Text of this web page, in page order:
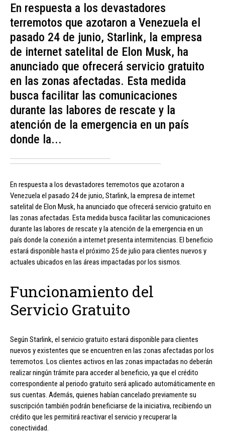
En respuesta a los devastadores
terremotos que azotaron a Venezuela el
pasado 24 de junio, Starlink, la empresa
de internet satelital de Elon Musk, ha
anunciado que ofrecerá servicio gratuito
en las zonas afectadas. Esta medida
busca facilitar las comunicaciones
durante las labores de rescate y la
atención de la emergencia en un país
donde la...
En respuesta a los devastadores terremotos que azotaron a
Venezuela el pasado 24 de junio, Starlink, la empresa de internet
satelital de Elon Musk, ha anunciado que ofrecerá servicio gratuito en
las zonas afectadas. Esta medida busca facilitar las comunicaciones
durante las labores de rescate y la atención de la emergencia en un
país donde la conexión a internet presenta intermitencias. El beneficio
estará disponible hasta el próximo 25 de julio para clientes nuevos y
actuales ubicados en las áreas impactadas por los sismos.
Funcionamiento del
Servicio Gratuito
Según Starlink, el servicio gratuito estará disponible para clientes
nuevos y existentes que se encuentren en las zonas afectadas por los
terremotos. Los clientes activos en las zonas impactadas no deberán
realizar ningún trámite para acceder al beneficio, ya que el crédito
correspondiente al periodo gratuito será aplicado automáticamente en
sus cuentas. Además, quienes habían cancelado previamente su
suscripción también podrán beneficiarse de la iniciativa, recibiendo un
crédito que les permitirá reactivar el servicio y recuperar la
conectividad.